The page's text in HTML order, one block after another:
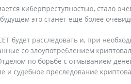
киберпреступностью, стало
это станет еще более
будет расследовать и, при
со злоупотреблением
по борьбе с отмыванием
и судебное преследование